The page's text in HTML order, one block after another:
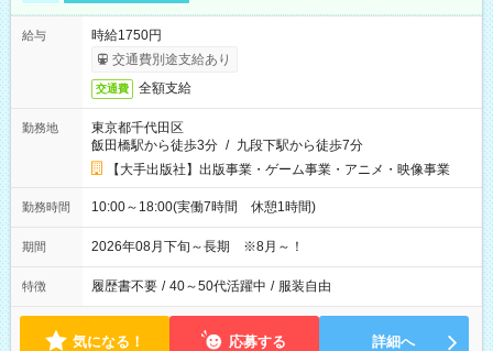
給与
時給1750円
交通費別途支給あり
交通費 全額支給
勤務地
東京都千代田区
飯田橋駅から徒歩3分 / 九段下駅から徒歩7分
【大手出版社】出版事業・ゲーム事業・アニメ・映像事業
勤務時間 10:00～18:00(実働7時間 休憩1時間)
期間 2026年08月下旬～長期 ※8月～！
特徴 履歴書不要 / 40～50代活躍中 / 服装自由
気になる！ 応募する 詳細へ